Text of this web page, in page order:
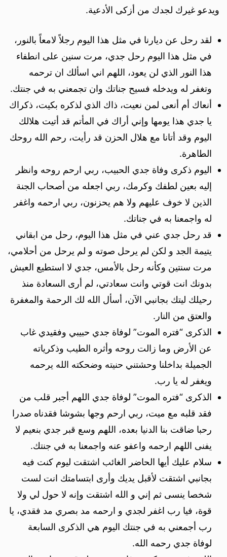
ويدعو غيرك لجدك من أزكى الأدعية.
لقد رحل عن ديارنا في مثل هذا اليوم رجلاً لامعاً بالنور،
في مثل هذا اليوم رحل جدي، مرت سنين على انطفاء
هذا النور الذي لن يعود، اللهم اني اسألك ان ترحمه
وتغفر له ويدخله فسيح جناتك وان تجمعني به في جنتك.
أنعاك أم أنعى لمن نعيت، ذاك الذي لذكره بكيت، ذكراك
يا جدي هذا يومها وإني أراك في المأتم قد أتيت هلالك
اليوم وقد أتانا مع هلال الحزن قد رأيت، رحم الله روحك
الطاهرة.
اليوم ذكرى وفاة جدي الحبيب، ربي ارحم روحه وانظر
إليه بعين لطفك وكرمك، ربي اجعله من أصحاب الجنة
الذين لا خوف عليهم ولا هم يحزنون، ربي ارحمه واغفر
له واجمعنا به في جناتك.
قد رحل جدي عني في مثل هذا اليوم، رحل من ابقاني
يتيمة الجد و لكن لم يرحل صوته و لم يرحل من أحلامي،
مرت سنتين وكأنه رحل بالأمس، جدي لا استطيع العيش
بدونك انت قوتي وانت سعادتي، لم أرى السعادة منذ
رحيلك ليتك بجانبي الآن، أسأل الله لك الرحمة والمغفرة
والعتق من النار.
الذكرى “فتره الموت” لوفاة جدي حبيبي وفقيدي غاب
عن الأرض وما زالت روحه وأثره الطيب وذكرياته
الجميلة بداخلنا وحشتني حنيته وضحكته الله يرحمه
ويغفر له يا رب.
الذكرى “فتره الموت” لوفاة جدي اللهم أجبر قلب من
فقد قلبه مع ميت، ربي ارحم وجها بشوشا فقدناه صدرا
رحبا ضاقت بنا الدنيا بعده، اللهم وسع قبر جدي بنعيم لا
يفنى اللهم ارحمه واعفو عنه واجمعنا به في جنتك.
سلام عليك أيها الحاضر الغائب اشتقت ليوم كنت فيه
بجانبي اشتقت لأقبل يديك وأرى ابتسامتك انت لست
شخصا ينسى ثم إني و الله اشتقت وإنه لا حول لي ولا
قوة، فيا رب اغفر لجدي و ارحمه مد بصري مد فقدي، يا
رب أجمعني به في جنتك اليوم هي الذكرى السابعة
لوفاة جدي رحمه الله.